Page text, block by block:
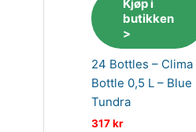
Kjøp i
butikken
>
24 Bottles – Clima
Bottle 0,5 L – Blue
Tundra
317kr